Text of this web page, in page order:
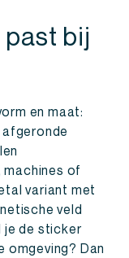
bij
en maat:
of
variant met
veld
je de sticker
omgeving? Dan